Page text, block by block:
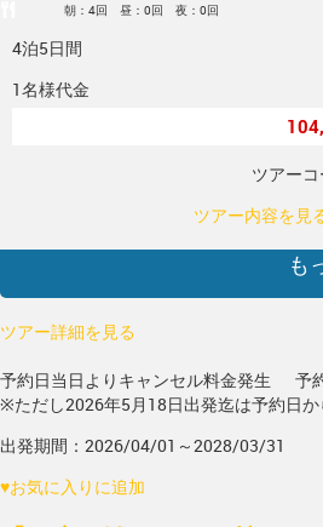
朝：4回 昼：0回 夜：0回
4泊5日間
1名様代金
ツアー
ツアー内容を見
も
ツアー詳細を見る
予約日当日よりキャンセル料金発生
予
※ただし2026年5月18日出発迄は予約日
出発期間：2026/04/01～2028/03/31
♥お気に入りに追加